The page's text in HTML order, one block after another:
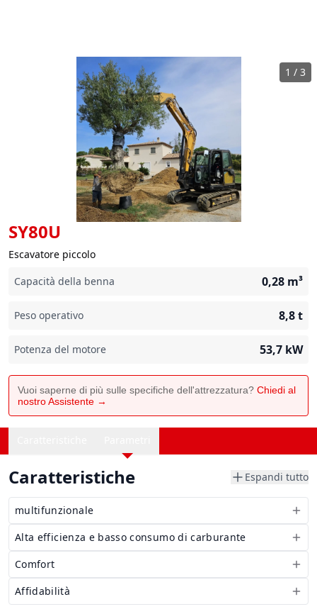
SY80U
Escavatore piccolo
Capacità della benna
0,28 m³
Peso operativo 8,8t
Potenza del motore 53,7 kW
Vuoi saperne di più sulle specifiche dell'attrezzatura? Chiedi al
nostro Assistente →
1 / 3
Caratteristiche Espandi tutto
multifunzionale
Alta efficienza e basso consumo di carburante
Comfort
Affidabilità